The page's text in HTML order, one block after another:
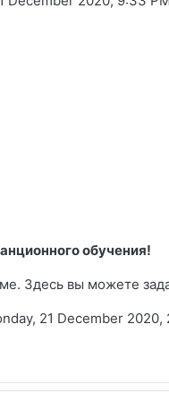
обучения!
Здесь вы можете
21 December 2020,